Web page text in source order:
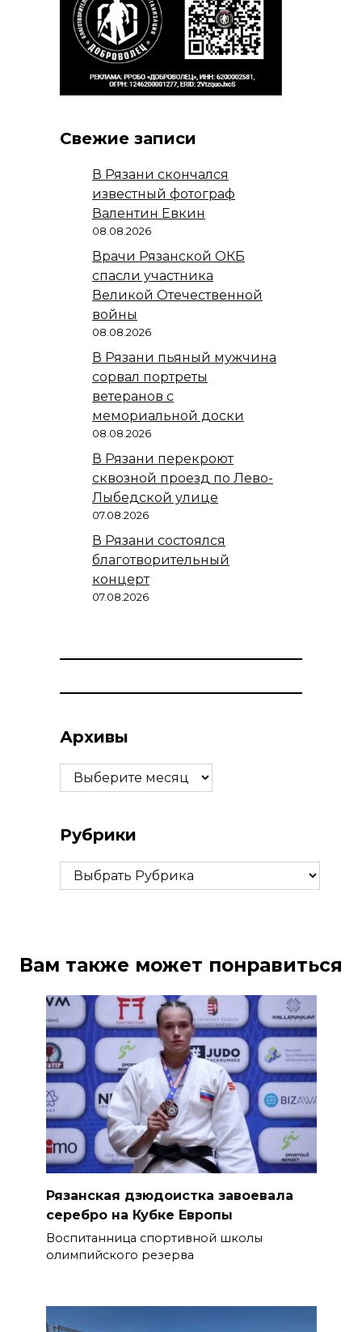
Свежие записи
В Рязани скончался
известный фотограф
Валентин Евкин
08.08.2026
Врачи Рязанской ОКБ
спасли участника
Великой Отечественной
войны
08.08.2026
В Рязани пьяный мужчина
сорвал портреты
ветеранов с
мемориальной доски
08.08.2026
В Рязани перекроют
сквозной проезд по Лево-
Лыбедской улице
07.08.2026
В Рязани состоялся
благотворительный
концерт
07.08.2026
Архивы
Архивы
Рубрики
Рубрики
Вам также может понравиться
Рязанская дзюдоистка завоевала
серебро на Кубке Европы
Воспитанница спортивной школы
олимпийского резерва